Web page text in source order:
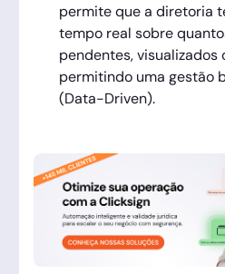
permite que a diretoria
tempo real sobre
pendentes, visualizados
permitindo uma gestão
(Data-Driven).